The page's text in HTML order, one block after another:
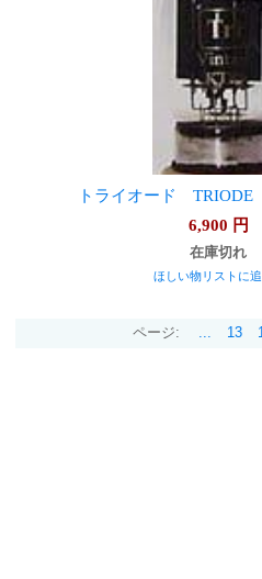
トライオード
6,900 円
在庫切れ
ほしい物リストに
ページ: ... 13